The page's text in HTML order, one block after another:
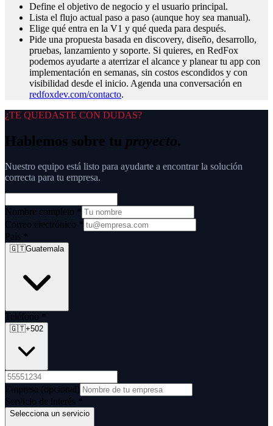
Define el objetivo de negocio y el usuario principal.
Lista el flujo actual paso a paso (aunque hoy sea manual).
Elige qué entra en la V1 y qué queda para después.
Pide una propuesta basada en discovery, diseño, desarrollo,
pruebas, lanzamiento y soporte. Si quieres, en RedFox
podemos ayudarte a aterrizar el alcance y planear tu app con
implementación en semanas, sin costos escondidos y con
visibilidad desde el inicio. Agenda una conversación en
redfoxdev.com/contacto.
¿TE QUEDASTE CON DUDAS?
Hablemos sobre tu proyecto.
Nuestro equipo está listo para ayudarte a encontrar la solución
correcta para tu empresa.
Nombre completo *
Correo electrónico *
País *
🇬🇹Guatemala
Teléfono *
🇬🇹+502
Empresa (opcional)
Servicio de interés *
Selecciona un servicio